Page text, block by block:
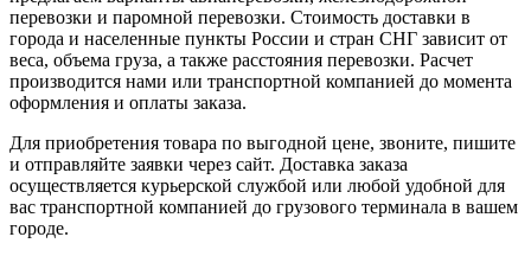
перевозки и паромной перевозки. Стоимость доставки в
города и населенные пункты России и стран СНГ зависит от
веса, объема груза, а также расстояния перевозки. Расчет
производится нами или транспортной компанией до момента
оформления и оплаты заказа.
Для приобретения товара по выгодной цене, звоните, пишите
и отправляйте заявки через сайт. Доставка заказа
осуществляется курьерской службой или любой удобной для
вас транспортной компанией до грузового терминала в вашем
городе.